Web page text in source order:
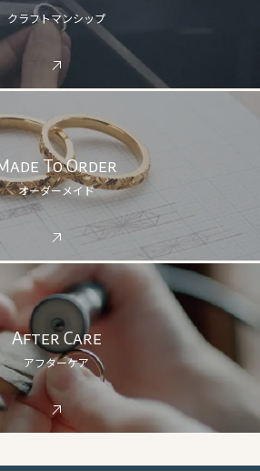
クラフトマンシップ
To Order
オーダーメイド
After Care
アフターケア